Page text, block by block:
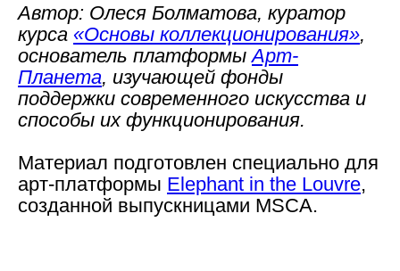
Автор: Олеся Болматова, куратор
курса «Основы коллекционирования»,
основатель платформыАрт-
Планета, изучающей фонды
поддержки современного искусства и
способы их функционирования.
Материал подготовлен специально для
арт-платформы Elephant in the Louvre,
созданной выпускницами MSCA.